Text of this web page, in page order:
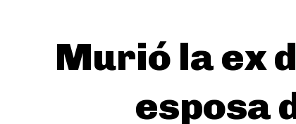
Murió la ex
esposa